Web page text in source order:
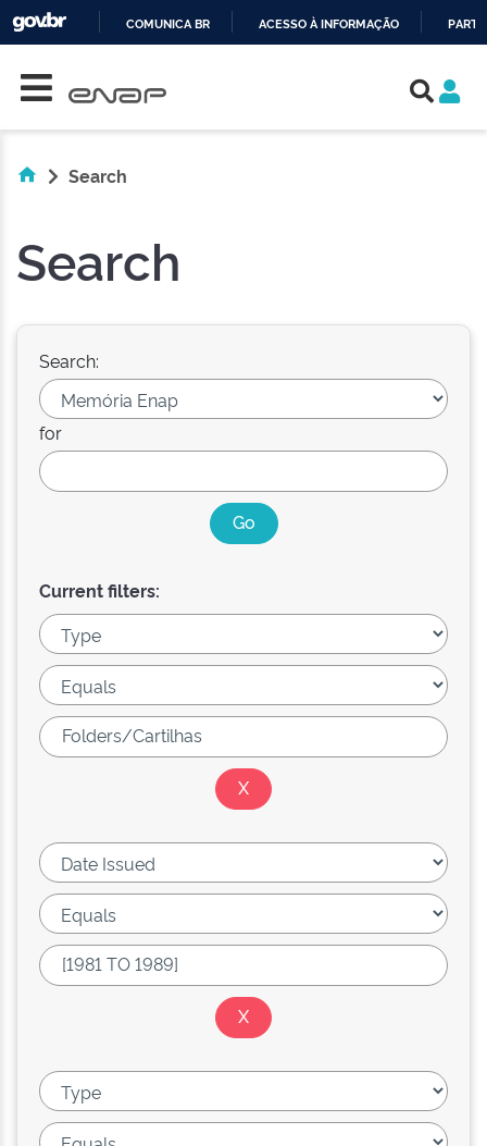
COMUNICA BR ACESSO À INFORMAÇÃO
Search
Search
Search:
for
Current filters: